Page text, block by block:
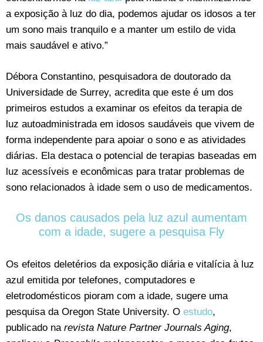
a exposição à luz do dia, podemos ajudar os idosos a ter
um sono mais tranquilo e a manter um estilo de vida
mais saudável e ativo.”
Débora Constantino, pesquisadora de doutorado da
Universidade de Surrey, acredita que este é um dos
primeiros estudos a examinar os efeitos da terapia de
luz autoadministrada em idosos saudáveis que vivem de
forma independente para apoiar o sono e as atividades
diárias. Ela destaca o potencial de terapias baseadas em
luz acessíveis e econômicas para tratar problemas de
sono relacionados à idade sem o uso de medicamentos.
Os danos causados pela luz azul aumentam
com a idade, sugere a pesquisa Fly
Os efeitos deletérios da exposição diária e vitalícia à luz
azul emitida por telefones, computadores e
eletrodomésticos pioram com a idade, sugere uma
pesquisa da Oregon State University. O estudo,
publicado na revista Nature Partner Journals Aging,